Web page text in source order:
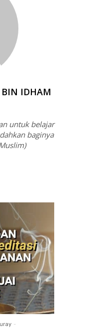
BIN IDHAM
untuk belajar
baginya
-